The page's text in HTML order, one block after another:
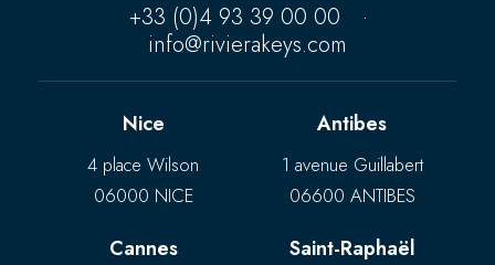
+33 (0)4 93 39 00 00
·
info@rivierakeys.com
Nice
4 place Wilson
06000 NICE
Antibes
1 avenue Guillabert
06600 ANTIBES
Cannes Saint-Raphaël